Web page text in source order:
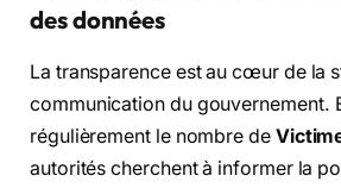
des données
La transparence est au cœur de la
communication du gouvernement.
régulièrement le nombre de
autorités cherchent à informer la